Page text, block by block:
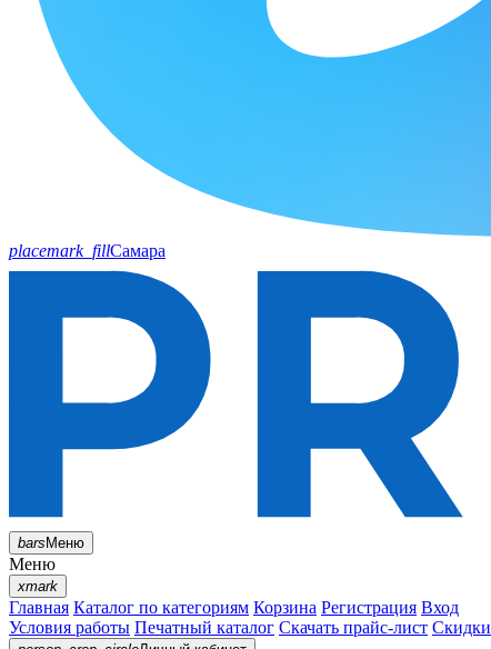
placemark_fillСамара
barsМеню
Меню
xmark
Главная Каталог по категориям Корзина Регистрация Вход
Условия работы Печатный каталог Скачать прайс-лист Скидки